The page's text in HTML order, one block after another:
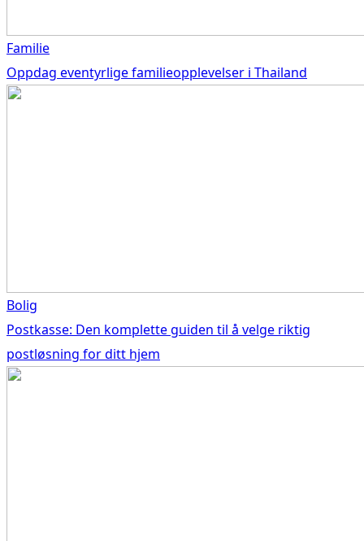
Familie
Oppdag eventyrlige familieopplevelser i Thailand
Bolig
Postkasse: Den komplette guiden til å velge riktig
postløsning for ditt hjem